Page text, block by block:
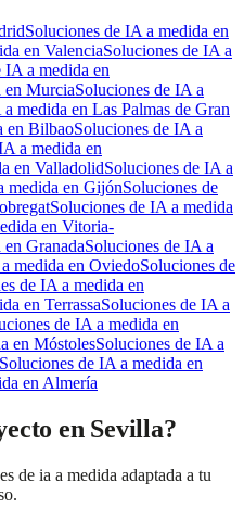
Soluciones de IA a medida en
en ValenciaSoluciones de IA a
IA a medida en
en MurciaSoluciones de IA a
medida en Las Palmas de Gran
en BilbaoSoluciones de IA a
a medida en
en ValladolidSoluciones de IA a
medida en GijónSoluciones de
Soluciones de IA a medida
en Vitoria-
en GranadaSoluciones de IA a
medida en OviedoSoluciones de
de IA a medida en
en TerrassaSoluciones de IA a
de IA a medida en
en MóstolesSoluciones de IA a
Soluciones de IA a medida en
en Almería
en Sevilla?
de ia a medida adaptada a tu